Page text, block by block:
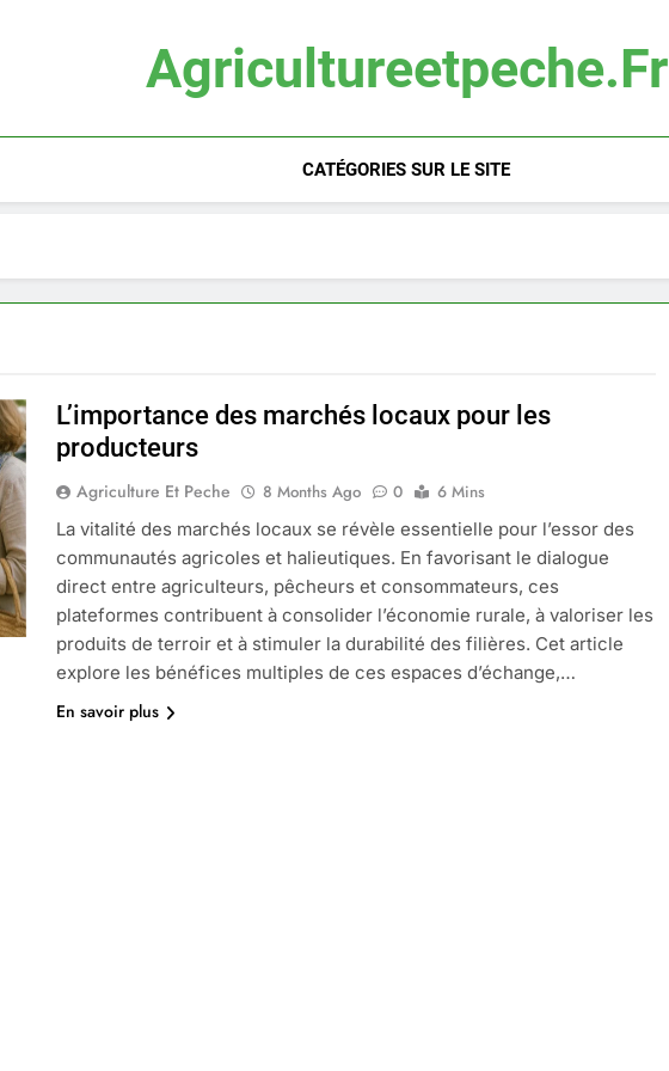
Agricultureetpeche.fr
CATÉGORIES SUR LE SITE
L’importance des marchés locaux pour les
producteurs
Agriculture Et Peche 8 Months Ago 0
6 Mins
La vitalité des marchés locaux se révèle essentielle pour l’essor des
communautés agricoles et halieutiques. En favorisant le dialogue
direct entre agriculteurs, pêcheurs et consommateurs, ces
plateformes contribuent à consolider l’économie rurale, à valoriser les
produits de terroir et à stimuler la durabilité des filières. Cet article
explore les bénéfices multiples de ces espaces d’échange,…
En savoir plus